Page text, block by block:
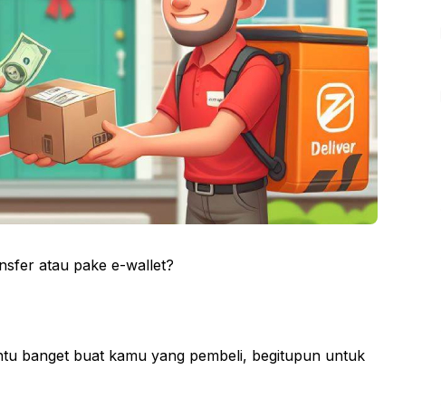
atau pake e-wallet?
banget buat kamu yang pembeli, begitupun untuk